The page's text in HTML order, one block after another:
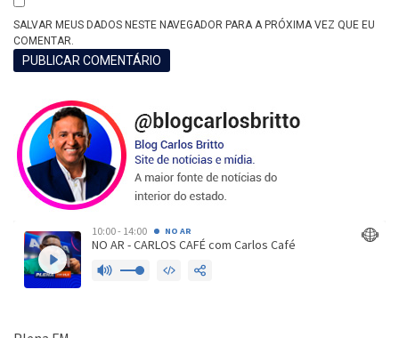
SALVAR MEUS DADOS NESTE NAVEGADOR PARA A PRÓXIMA VEZ QUE EU
COMENTAR.